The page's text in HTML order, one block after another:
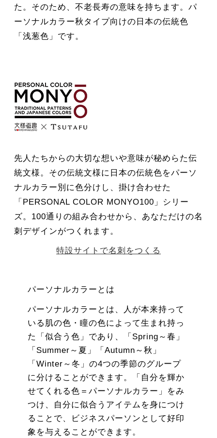
た。そのため、不老長寿の意味を持ちます。パ
ーソナルカラー秋タイプ向けの日本の伝統色
「浅葱色」です。
先人たちからの大切な想いや意味が秘めらた伝
統文様。その伝統文様に日本の伝統色をパーソ
ナルカラー別に色分けし、掛け合わせた
「PERSONAL COLOR MONYO100」シリー
ズ。100通りの組み合わせから、あなただけの名
刺デザインがつくれます。
特設サイトで名刺をつくる
パーソナルカラーとは
パーソナルカラーとは、人が本来持って
いる肌の色・瞳の色によって生まれ持っ
た「似合う色」であり、「Spring～春」
「Summer～夏」「Autumn～秋」
「Winter～冬」の4つの季節のグループ
に分けることができます。「自分を輝か
せてくれる色＝パーソナルカラー」をみ
つけ、自分に似合うアイテムを身につけ
ることで、ビジネスパーソンとして好印
象を与えることができます。